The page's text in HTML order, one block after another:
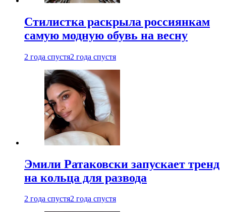
Стилистка раскрыла россиянкам
самую модную обувь на весну
2 года спустя2 года спустя
Эмили Ратаковски запускает тренд
на кольца для развода
2 года спустя2 года спустя